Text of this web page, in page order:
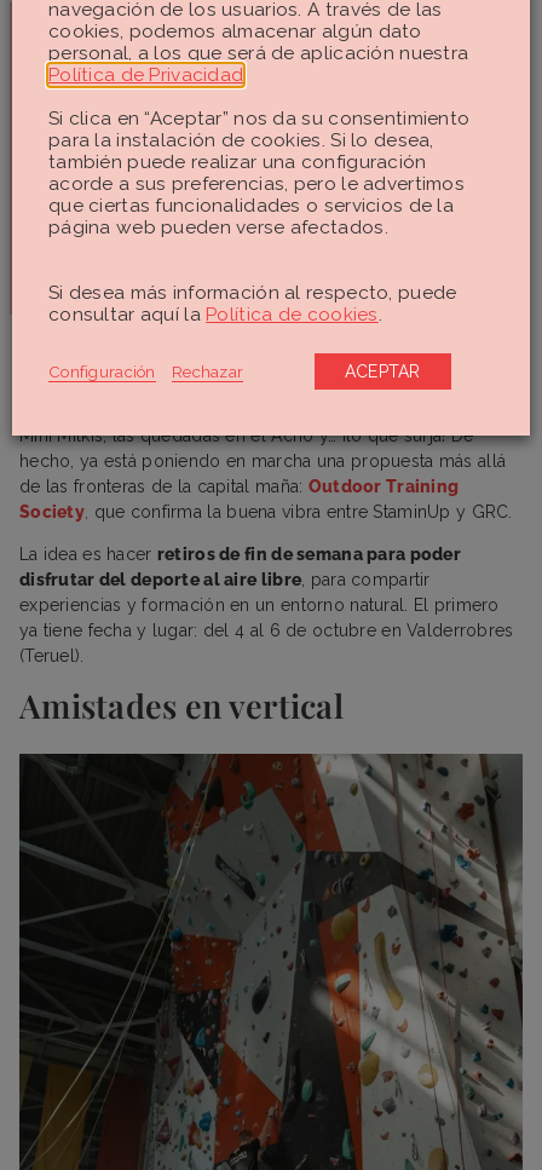
Me he dado cuenta de que la gente en
general tiene ganas de hacer cosas, de
conocer a otras personas, de relacionarse
y compartir experiencias… Se valora que
se organicen cosas así.
Cristina Caballero, fundadora de Gelato Running
Club
Durante los meses de verano el club se ha tomado un
pequeño descansopor imperativo meteorológico
Mini Milkis, las quedadas en el Acho y… ¡lo que surja! De
hecho, ya está poniendo en marcha una propuesta más allá
de las fronteras de la capital maña: Outdoor Training
Society que confirma la buena vibra entre StaminUp y GRC.
La idea es hacer retiros de fin de semana para poder
disfrutar del deporte al aire libre , para compartir
experiencias y formación en un entorno natural. El primero
ya tiene fecha y lugar: del 4 al 6 de octubre en Valderrobres
(Teruel).
Amistades en vertical
navegación de los usuarios. A través de las
cookies, podemos almacenar algún dato
personal, a los que será de aplicación nuestra
Política de Privacidad
Si clica en “Aceptar” nos da su consentimiento
para la instalación de cookies. Si lo desea,
también puede realizar una configuración
acorde a sus preferencias, pero le advertimos
que ciertas funcionalidades o servicios de la
página web pueden verse afectados.
Si desea más información al respecto, puede
consultar aquí la Política de cookies.
Configuración Rechazar ACEPTAR